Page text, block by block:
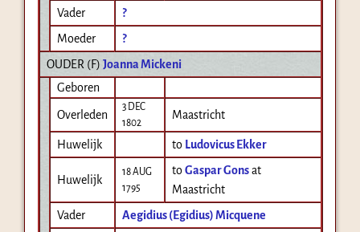
Vader
?
Moeder
?
OUDER (F) Joanna Mickeni
Geboren
Overleden
3 DEC
1802
Maastricht
Huwelijk to Ludovicus Ekker
Huwelijk
18 AUG
1795
toGaspar Gons at
Maastricht
Vader
Aegidius (Egidius) Micquene